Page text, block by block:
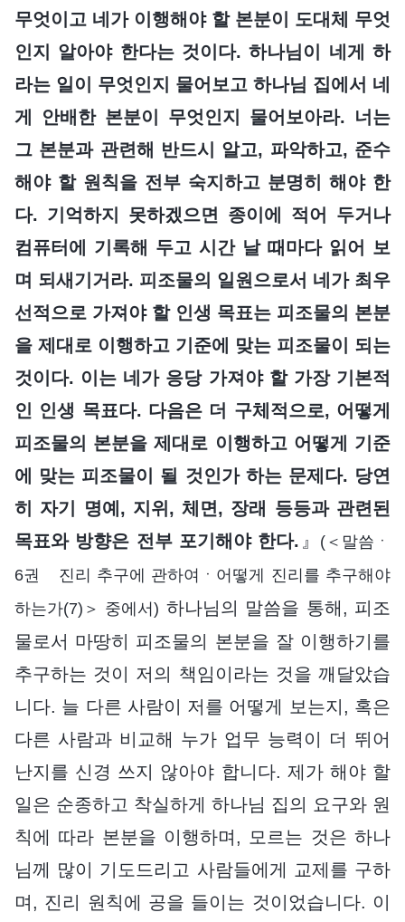
무엇이고 네가 이행해야 할 본분이 도대체 무엇
인지 알아야 한다는 것이다. 하나님이 네게 하
라는 일이 무엇인지 물어보고 하나님 집에서 네
게 안배한 본분이 무엇인지 물어보아라. 너는
그 본분과 관련해 반드시 알고, 파악하고, 준수
해야 할 원칙을 전부 숙지하고 분명히 해야 한
다. 기억하지 못하겠으면 종이에 적어 두거나
컴퓨터에 기록해 두고 시간 날 때마다 읽어 보
며 되새기거라. 피조물의 일원으로서 네가 최우
선적으로 가져야 할 인생 목표는 피조물의 본분
을 제대로 이행하고 기준에 맞는 피조물이 되는
것이다. 이는 네가 응당 가져야 할 가장 기본적
인 인생 목표다. 다음은 더 구체적으로, 어떻게
피조물의 본분을 제대로 이행하고 어떻게 기준
에 맞는 피조물이 될 것인가 하는 문제다. 당연
히 자기 명예, 지위, 체면, 장래 등등과 관련된
목표와 방향은 전부 포기해야 한다. 』 (＜말씀ㆍ
6권 진리 추구에 관하여ㆍ어떻게 진리를 추구해야
하는가(7)＞ 중에서) 하나님의 말씀을 통해, 피조
물로서 마땅히 피조물의 본분을 잘 이행하기를
추구하는 것이 저의 책임이라는 것을 깨달았습
니다. 늘 다른 사람이 저를 어떻게 보는지, 혹은
다른 사람과 비교해 누가 업무 능력이 더 뛰어
난지를 신경 쓰지 않아야 합니다. 제가 해야 할
일은 순종하고 착실하게 하나님 집의 요구와 원
칙에 따라 본분을 이행하며, 모르는 것은 하나
님께 많이 기도드리고 사람들에게 교제를 구하
며, 진리 원칙에 공을 들이는 것이었습니다. 이